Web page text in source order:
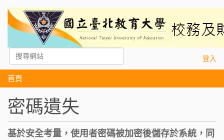
搜尋網站
進階搜尋…
登入
首頁
密碼遺失
基於安全考量，使用者密碼被加密後儲存於系統，同